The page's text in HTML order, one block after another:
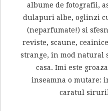
albume de fotografii,
dulapuri albe, oglinzi
(neparfumate!) si
reviste, scaune,
strange, in mod
casa. Imi este
inseamna o mutare:
caratul